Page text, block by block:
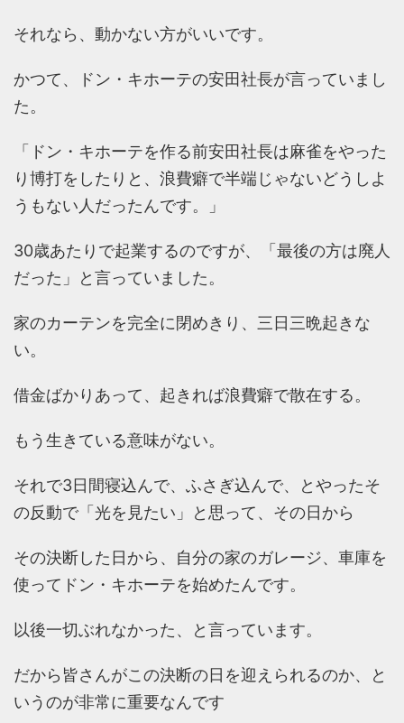
それなら、動かない方がいいです。
かつて、ドン・キホーテの安田社長が言っていまし
た。
「ドン・キホーテを作る前安田社長は麻雀をやった
り博打をしたりと、浪費癖で半端じゃないどうしよ
うもない人だったんです。」
30歳あたりで起業するのですが、「最後の方は廃人
だった」と言っていました。
家のカーテンを完全に閉めきり、三日三晩起きな
い。
借金ばかりあって、起きれば浪費癖で散在する。
もう生きている意味がない。
それで3日間寝込んで、ふさぎ込んで、とやったそ
の反動で「光を見たい」と思って、その日から
その決断した日から、自分の家のガレージ、車庫を
使ってドン・キホーテを始めたんです。
以後一切ぶれなかった、と言っています。
だから皆さんがこの決断の日を迎えられるのか、と
いうのが非常に重要なんです